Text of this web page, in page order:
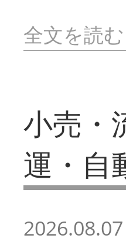
全文を読
小売・
運・自
2026.08.07